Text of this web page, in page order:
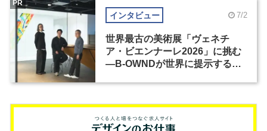
インタビュー 7/2
世界最古の美術展「ヴェネチ
ア・ビエンナーレ2026」に挑む
―B-OWNDが世界に提示する美
PR